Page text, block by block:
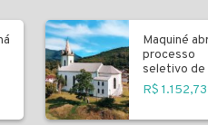
Maquiné
processo
seletivo de
R$ 1.152,73